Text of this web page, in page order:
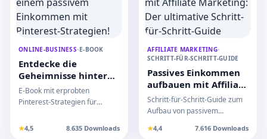
ONLINE-BUSINESS•E-BOOK
Entdecke die
Geheimnisse hinter
einem passivem
Einkommen mit
E-Book mit erprobten
Pinterest-Strategien für
Einkommen und mehr Traffic
★4,5 8.635 Downloads
AFFILIATE MARKETING•
SCHRITT-FÜR-SCHRITT-GUIDE
Passives Einkommen
aufbauen mit Affiliate
Marketing: Der
ultimative Schritt-für-
Schritt-für-Schritt-Guide zum
Aufbau von passivem
Marketing. Einfach erklär…
★4,4 7.616 Downloads